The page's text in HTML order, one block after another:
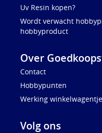
Uv Resin kopen?
Wordt verwacht
hobbyproduct
Over
Contact
Hobbypunten
Werking winkelwagentje
Volg ons